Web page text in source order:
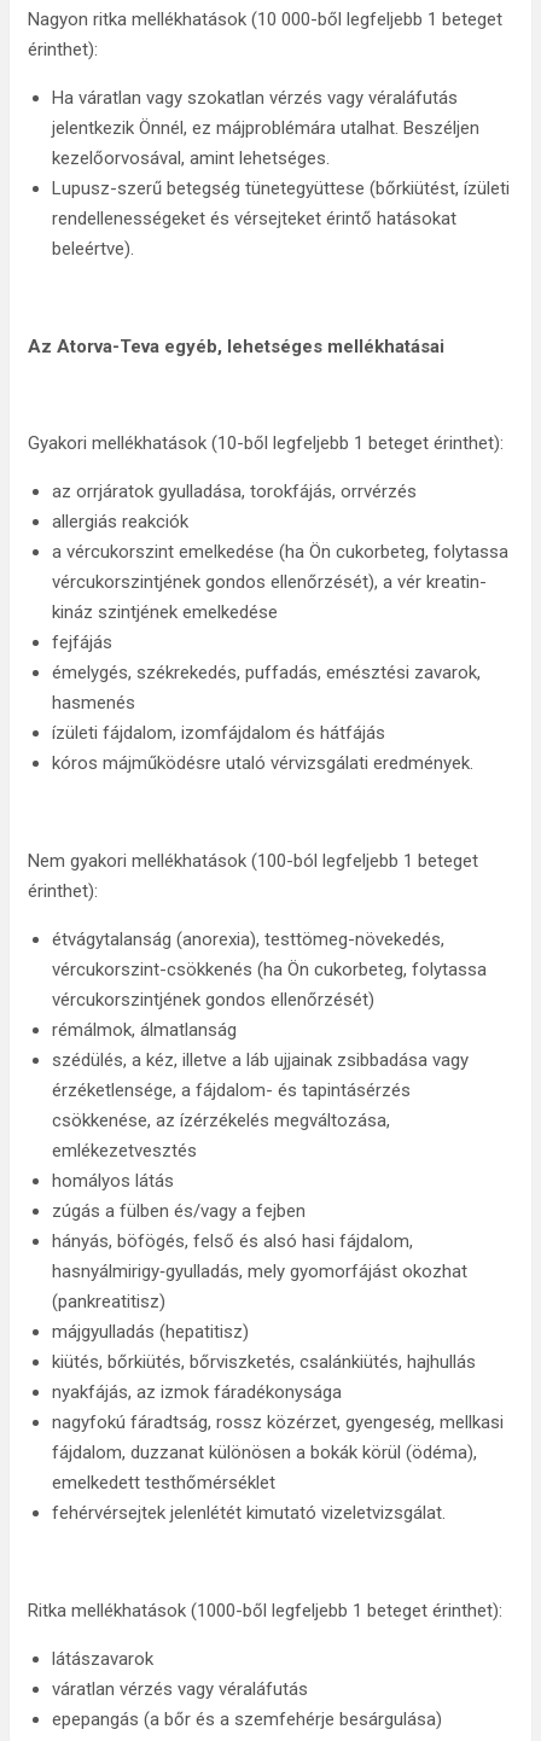
Nagyon ritka mellékhatások (10 000-ből legfeljebb 1 beteget
érinthet):
Ha váratlan vagy szokatlan vérzés vagy véraláfutás
jelentkezik Önnél, ez májproblémára utalhat. Beszéljen
kezelőorvosával, amint lehetséges.
Lupusz-szerű betegség tünetegyüttese (bőrkiütést, ízületi
rendellenességeket és vérsejteket érintő hatásokat
beleértve).
Az Atorva-Teva egyéb, lehetséges mellékhatásai
Gyakori mellékhatások (10-ből legfeljebb 1 beteget érinthet):
az orrjáratok gyulladása, torokfájás, orrvérzés
allergiás reakciók
a vércukorszint emelkedése (ha Ön cukorbeteg, folytassa
vércukorszintjének gondos ellenőrzését), a vér kreatin-
kináz szintjének emelkedése
fejfájás
émelygés, székrekedés, puffadás, emésztési zavarok,
hasmenés
ízületi fájdalom, izomfájdalom és hátfájás
kóros májműködésre utaló vérvizsgálati eredmények.
Nem gyakori mellékhatások (100-ból legfeljebb 1 beteget
érinthet):
étvágytalanság (anorexia), testtömeg-növekedés,
vércukorszint-csökkenés (ha Ön cukorbeteg, folytassa
vércukorszintjének gondos ellenőrzését)
rémálmok, álmatlanság
szédülés, a kéz, illetve a láb ujjainak zsibbadása vagy
érzéketlensége, a fájdalom- és tapintásérzés
csökkenése, az ízérzékelés megváltozása,
emlékezetvesztés
homályos látás
zúgás a fülben és/vagy a fejben
hányás, böfögés, felső és alsó hasi fájdalom,
hasnyálmirigy‑gyulladás, mely gyomorfájást okozhat
(pankreatitisz)
májgyulladás (hepatitisz)
kiütés, bőrkiütés, bőrviszketés, csalánkiütés, hajhullás
nyakfájás, az izmok fáradékonysága
nagyfokú fáradtság, rossz közérzet, gyengeség, mellkasi
fájdalom, duzzanat különösen a bokák körül (ödéma),
emelkedett testhőmérséklet
fehérvérsejtek jelenlétét kimutató vizeletvizsgálat.
Ritka mellékhatások (1000-ből legfeljebb 1 beteget érinthet):
látászavarok
váratlan vérzés vagy véraláfutás
epepangás (a bőr és a szemfehérje besárgulása)